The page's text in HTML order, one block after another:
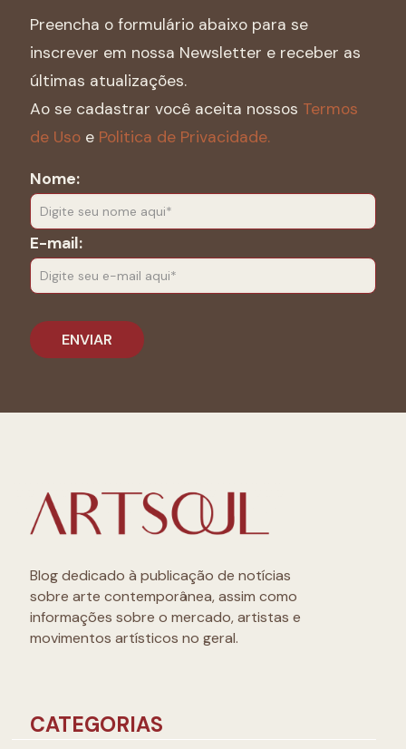
Preencha o formulário abaixo para se
inscrever em nossa Newsletter e receber as
últimas atualizações.
Ao se cadastrar você aceita nossos Termos
de Uso e Politica de Privacidade.
Nome:
E-mail:
Blog dedicado à publicação de notícias
sobre arte contemporânea, assim como
informações sobre o mercado, artistas e
movimentos artísticos no geral.
CATEGORIAS